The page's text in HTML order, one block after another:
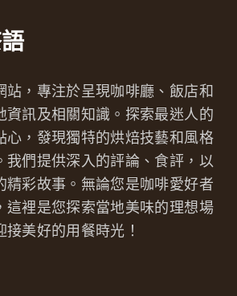
站，專注於呈現咖啡廳、飯店和
資訊及相關知識。探索最迷人的
心，發現獨特的烘焙技藝和風格
我們提供深入的評論、食評，以
精彩故事。無論您是咖啡愛好者
這裡是您探索當地美味的理想場
美好的用餐時光！